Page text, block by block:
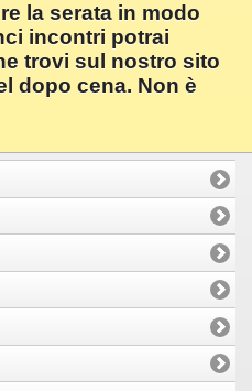
la serata in modo
incontri potrai
trovi sul nostro sito
dopo cena. Non è